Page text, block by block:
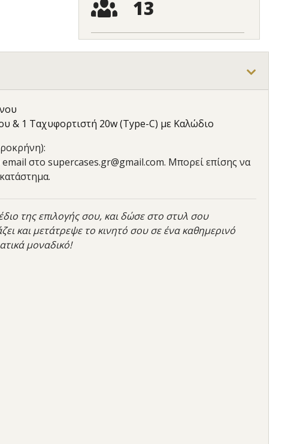
13
& 1 Ταχυφορτιστή 20w (Type-C) με Καλώδιο
στο supercases.gr@gmail.com. Μπορεί επίσης να
της επιλογής σου, και δώσε στο στυλ σου
και μετάτρεψε το κινητό σου σε ένα καθημερινό
μοναδικό!